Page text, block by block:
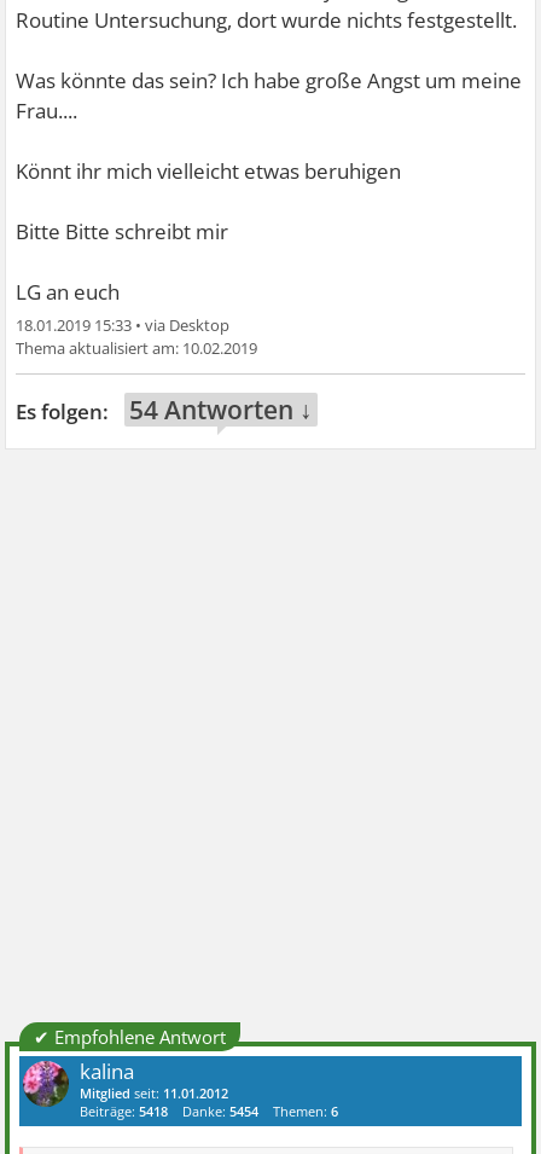
Routine Untersuchung, dort wurde nichts festgestellt.
Was könnte das sein? Ich habe große Angst um meine
Frau....
Könnt ihr mich vielleicht etwas beruhigen
Bitte Bitte schreibt mir
LG an euch
18.01.2019 15:33 •
10.02.2019
54 Antworten ↓
✔ Empfohlene Antwort
kalina
Mitglied seit: 11.01.2012
Beiträge:5418 Danke:5454 Themen:6